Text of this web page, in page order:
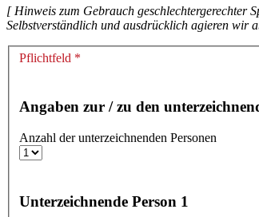
[ Hinweis zum Gebrauch geschlechtergerechter
Selbstverständlich und ausdrücklich agieren wir
Pflichtfeld *
Angaben zur / zu den
Anzahl der unterzeichnenden Personen
Unterzeichnende Person 1